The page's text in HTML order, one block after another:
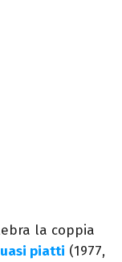
la coppia
piatti (1977,